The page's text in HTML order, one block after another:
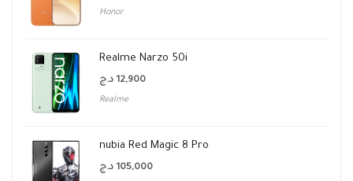
Honor
Realme Narzo 50i
12,900 د.ج
Realme
nubia Red Magic 8 Pro
105,000 د.ج